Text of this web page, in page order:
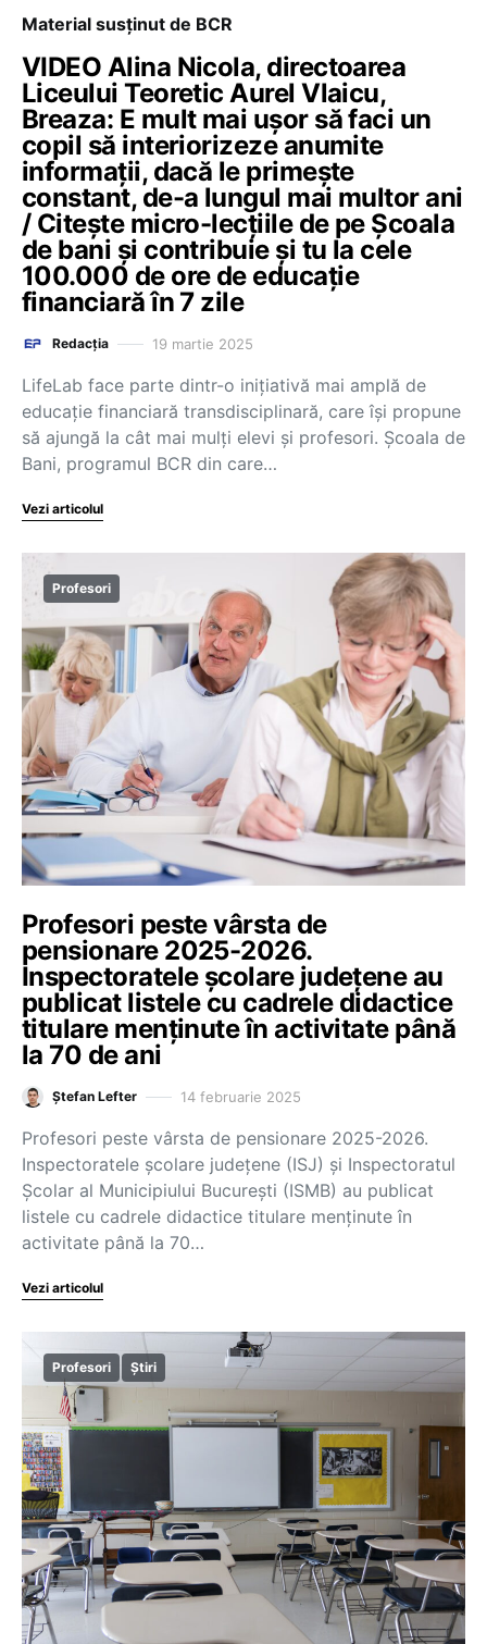
Material susținut de BCR
VIDEO Alina Nicola, directoarea
Liceului Teoretic Aurel Vlaicu,
Breaza: E mult mai ușor să faci un
copil să interiorizeze anumite
informații, dacă le primește
constant, de-a lungul mai multor ani
/ Citește micro-lecțiile de pe Școala
de bani și contribuie și tu la cele
100.000 de ore de educație
financiară în 7 zile
Redacția 19 martie 2025
LifeLab face parte dintr-o inițiativă mai amplă de
educație financiară transdisciplinară, care își propune
să ajungă la cât mai mulți elevi și profesori. Școala de
Bani, programul BCR din care…
Vezi articolul
Profesori
Profesori peste vârsta de
pensionare 2025-2026.
Inspectoratele școlare județene au
publicat listele cu cadrele didactice
titulare menținute în activitate până
la 70 de ani
Ștefan Lefter 14 februarie 2025
Profesori peste vârsta de pensionare 2025-2026.
Inspectoratele școlare județene (ISJ) și Inspectoratul
Școlar al Municipiului București (ISMB) au publicat
listele cu cadrele didactice titulare menținute în
activitate până la 70…
Vezi articolul
Profesori Știri